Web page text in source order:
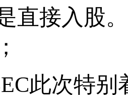
直接入股
此次特